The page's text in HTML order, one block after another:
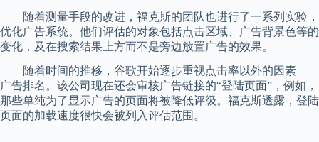
随着测量手段的改进，福克斯的团队也进行了一系列实验，
优化广告系统。他们评估的对象包括点击区域、广告背景色等的
变化，及在搜索结果上方而不是旁边放置广告的效果。
随着时间的推移，谷歌开始逐步重视点击率以外的因素——
广告排名。该公司现在还会审核广告链接的“登陆页面”，例如，
那些单纯为了显示广告的页面将被降低评级。福克斯透露，登陆
页面的加载速度很快会被列入评估范围。